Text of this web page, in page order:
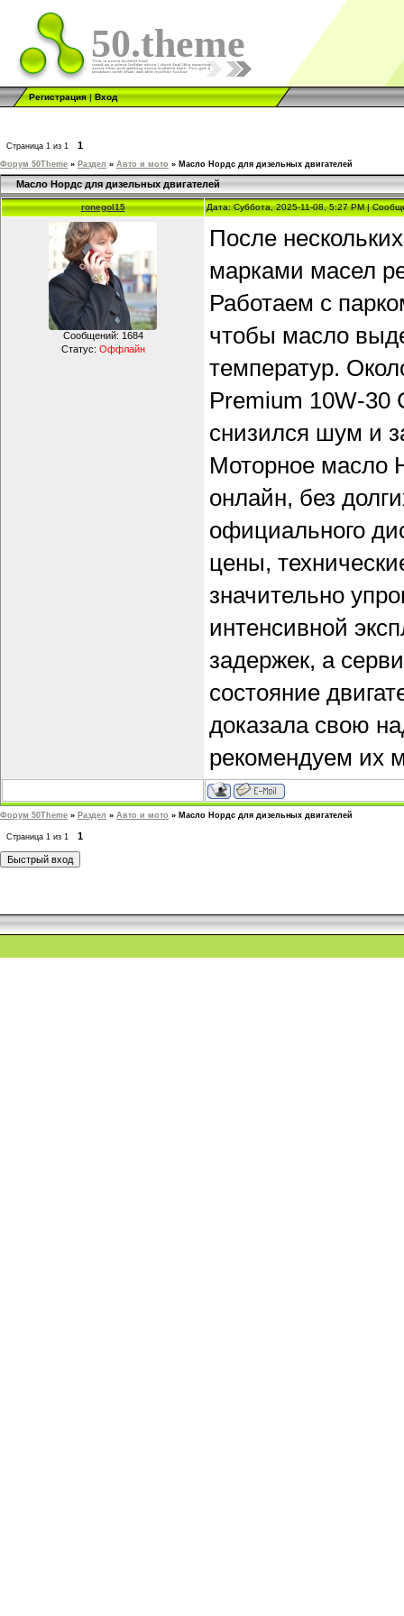
50.theme
Регистрация|Вход
Страница 1 из 1 1
Форум 50Theme » Раздел » Авто и мото » Масло Нордс для дизельных двигателей
Масло Нордс для дизельных двигателей
ronegol15 Дата: Суббота, 2025-11-08, 5:27 PM |
Сообщений: 1684
Статус: Оффлайн
После
марками масел
Работаем с
чтобы масло
температур.
Premium 10W-30
снизился шум и
Моторное масло
онлайн, без
официального
цены,
значительно
интенсивной
задержек, а
состояние
доказала свою
рекомендуем их
Форум 50Theme » Раздел » Авто и мото » Масло Нордс для дизельных двигателей
Страница 1 из 1 1